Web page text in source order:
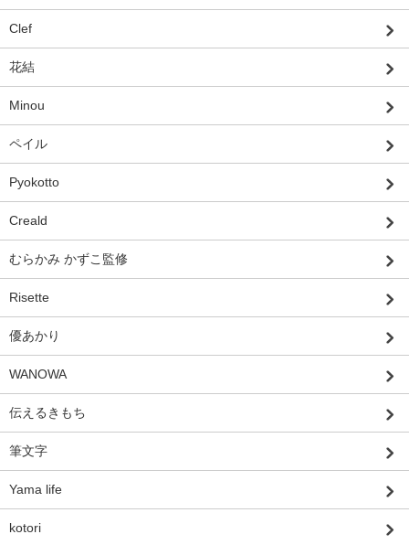
Clef
花結
Minou
ペイル
Pyokotto
Creald
むらかみ かずこ監修
Risette
優あかり
WANOWA
伝えるきもち
筆文字
Yama life
kotori